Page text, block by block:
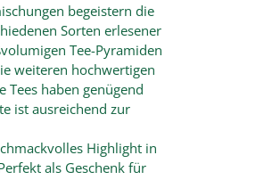
begeistern die
Sorten erlesener
Tee-Pyramiden
weiteren hochwertigen
haben genügend
ist ausreichend zur
Highlight in
als Geschenk für